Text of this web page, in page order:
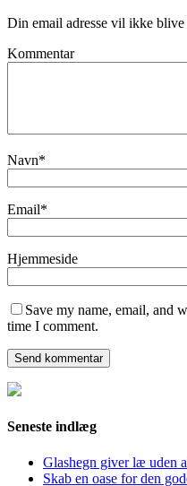
Din email adresse vil ikke
Kommentar
Navn*
Email*
Hjemmeside
Save my name, email, and
time I comment.
Seneste indlæg
Glashegn giver læ uden
Skab en oase for den